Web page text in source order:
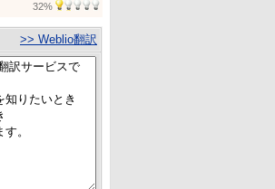
32%
>> Weblio翻訳